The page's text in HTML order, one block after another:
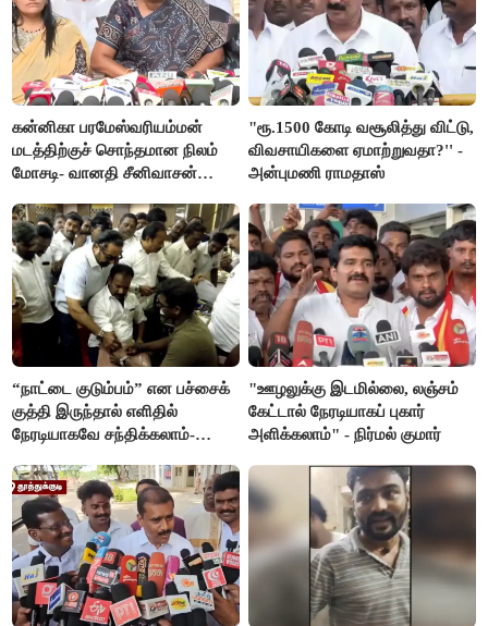
கன்னிகா பரமேஸ்வரியம்மன்
மடத்திற்குச் சொந்தமான நிலம்
மோசடி- வானதி சீனிவாசன்
"ரூ.1500 கோடி வசூலித்து விட்டு,
விவசாயிகளை ஏமாற்றுவதா?'' -
அன்புமணி ராமதாஸ்
“நாட்டை குடும்பம்” என பச்சைக்
குத்தி இருந்தால் எளிதில்
நேரடியாகவே சந்திக்கலாம்-
"ஊழலுக்கு இடமில்லை, லஞ்சம்
கேட்டால் நேரடியாகப் புகார்
அளிக்கலாம்" - நிர்மல் குமார்